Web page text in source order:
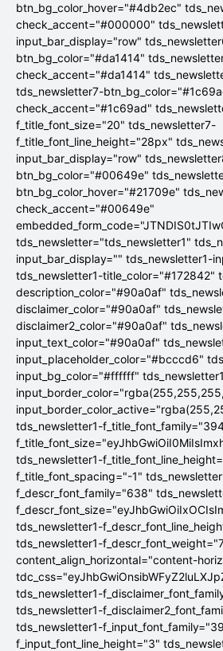
btn_bg_color_hover="#4db2ec"
check_accent="#000000"
input_bar_display="row"
btn_bg_color="#da1414"
check_accent="#da1414"
tds_newsletter7-
check_accent="#1c69ad"
f_title_font_size="20" tds_newsletter7-
f_title_font_line_height="28px"
input_bar_display="row"
btn_bg_color="#00649e"
btn_bg_color_hover="#21709e"
check_accent="#00649e"
tds_newsletter="tds_newsletter1"
input_bar_display="" tds_newsletter1-
tds_newsletter1-title_color="#172842"
description_color="#90a0af"
disclaimer_color="#90a0af"
disclaimer2_color="#90a0af"
input_text_color="#90a0af"
input_placeholder_color="#bcccd6"
input_bg_color="#ffffff"
tds_newsletter1-
tds_newsletter1-
f_title_font_spacing="-1"
f_descr_font_family="638"
tds_newsletter1-
tds_newsletter1-
content_align_horizontal="content-
tds_newsletter1-
tds_newsletter1-
tds_newsletter1-
f_input_font_line_height="3"